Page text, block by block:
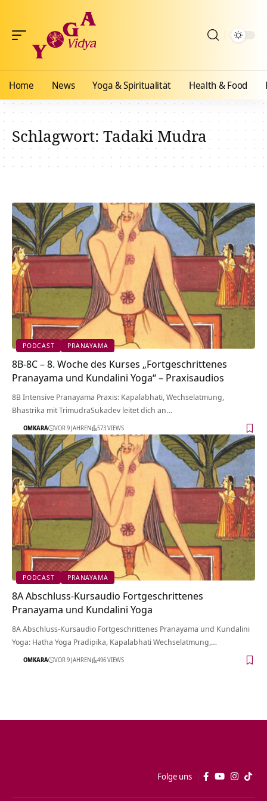
Home News Yoga & Spiritualität Health & Food
Schlagwort:Tadaki Mudra
PODCAST PRANAYAMA
8B-8C – 8. Woche des Kurses „Fortgeschrittenes
Pranayama und Kundalini Yoga“ – Praxisaudios
8B Intensive Pranayama Praxis: Kapalabhati, Wechselatmung,
Bhastrika mit TrimudraSukadev leitet dich an…
OMKARA VOR 9 JAHREN 573 VIEWS
PODCAST PRANAYAMA
8A Abschluss-Kursaudio Fortgeschrittenes
Pranayama und Kundalini Yoga
8A Abschluss-Kursaudio Fortgeschrittenes Pranayama und Kundalini
Yoga: Hatha Yoga Pradipika, Kapalabhati Wechselatmung,…
OMKARA VOR 9 JAHREN 496 VIEWS
Folge uns